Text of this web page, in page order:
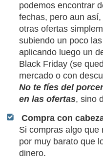
podemos encontrar
fechas, pero aun
otras ofertas
subiendo un poco
aplicando luego un
Black Friday (se
mercado o con
No te fíes del
en las ofertas, sino
Compra con
Si compras algo que
por muy barato que
dinero.